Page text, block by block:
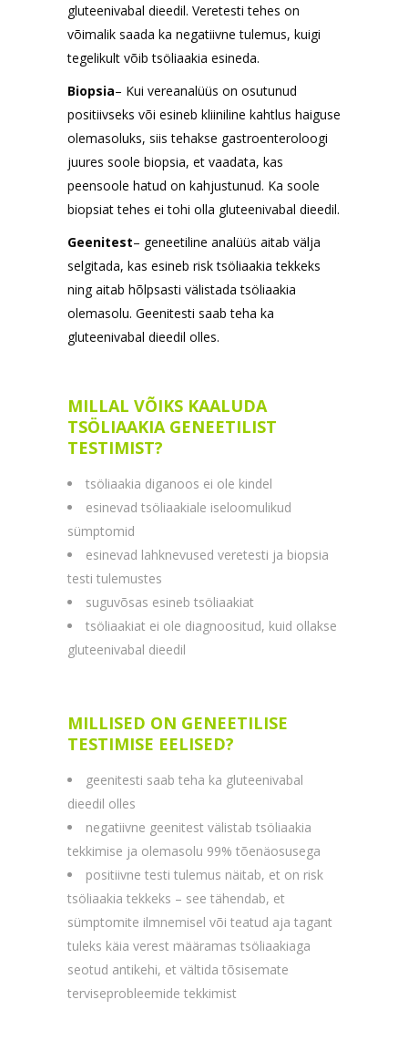
gluteenivabal dieedil. Veretesti tehes on
võimalik saada ka negatiivne tulemus, kuigi
tegelikult võib tsöliaakia esineda.
Biopsia– Kui vereanalüüs on osutunud
positiivseks või esineb kliiniline kahtlus haiguse
olemasoluks, siis tehakse gastroenteroloogi
juures soole biopsia, et vaadata, kas
peensoole hatud on kahjustunud. Ka soole
biopsiat tehes ei tohi olla gluteenivabal dieedil.
Geenitest– geneetiline analüüs aitab välja
selgitada, kas esineb risk tsöliaakia tekkeks
ning aitab hõlpsasti välistada tsöliaakia
olemasolu. Geenitesti saab teha ka
gluteenivabal dieedil olles.
MILLAL VÕIKS KAALUDA
TSÖLIAAKIA GENEETILIST
TESTIMIST?
tsöliaakia diganoos ei ole kindel
esinevad tsöliaakiale iseloomulikud
sümptomid
esinevad lahknevused veretesti ja biopsia
testi tulemustes
suguvõsas esineb tsöliaakiat
tsöliaakiat ei ole diagnoositud, kuid ollakse
gluteenivabal dieedil
MILLISED ON GENEETILISE
TESTIMISE EELISED?
geenitesti saab teha ka gluteenivabal
dieedil olles
negatiivne geenitest välistab tsöliaakia
tekkimise ja olemasolu 99% tõenäosusega
positiivne testi tulemus näitab, et on risk
tsöliaakia tekkeks – see tähendab, et
sümptomite ilmnemisel või teatud aja tagant
tuleks käia verest määramas tsöliaakiaga
seotud antikehi, et vältida tõsisemate
terviseprobleemide tekkimist